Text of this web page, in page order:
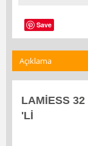
Save
Açıklama
LAMİESS
'Lİ